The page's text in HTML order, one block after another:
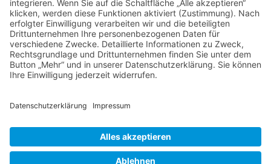
Schaltanlagen Retrofit
Begleitung von Sachverständigen – Abnahmen
Zubehör
Anfrage / Störungsdienst
UNTERNEHMEN
Historie
Downloads